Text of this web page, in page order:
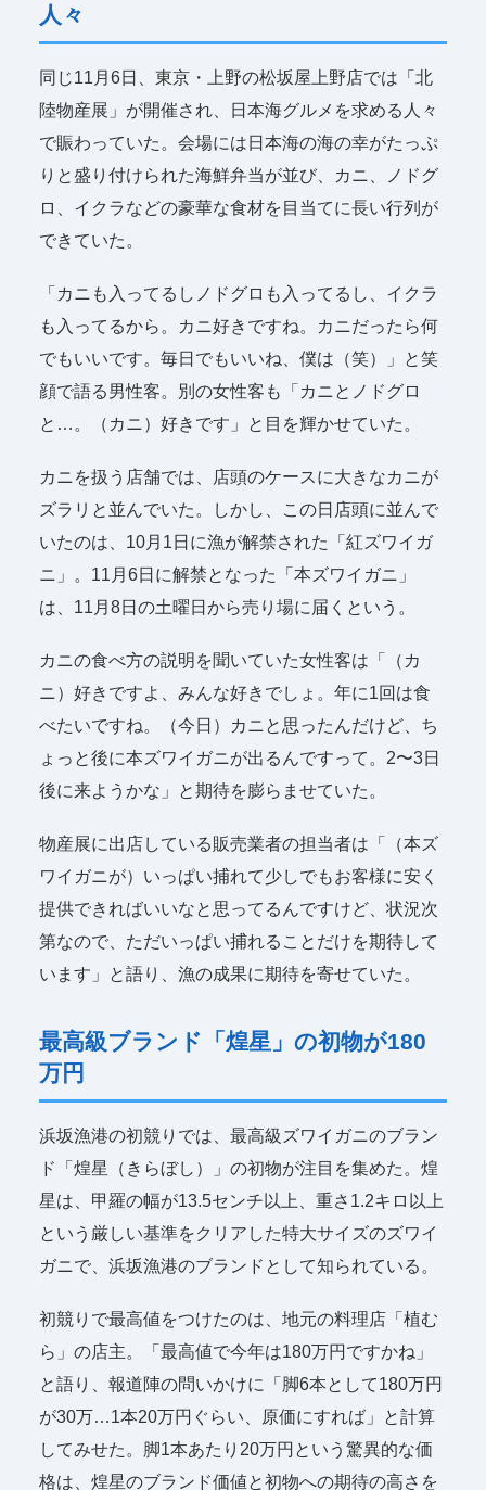
人々
同じ11月6日、東京・上野の松坂屋上野店では「北
陸物産展」が開催され、日本海グルメを求める人々
で賑わっていた。会場には日本海の海の幸がたっぷ
りと盛り付けられた海鮮弁当が並び、カニ、ノドグ
ロ、イクラなどの豪華な食材を目当てに長い行列が
できていた。
「カニも入ってるしノドグロも入ってるし、イクラ
も入ってるから。カニ好きですね。カニだったら何
でもいいです。毎日でもいいね、僕は（笑）」と笑
顔で語る男性客。別の女性客も「カニとノドグロ
と…。（カニ）好きです」と目を輝かせていた。
カニを扱う店舗では、店頭のケースに大きなカニが
ズラリと並んでいた。しかし、この日店頭に並んで
いたのは、10月1日に漁が解禁された「紅ズワイガ
ニ」。11月6日に解禁となった「本ズワイガニ」
は、11月8日の土曜日から売り場に届くという。
カニの食べ方の説明を聞いていた女性客は「（カ
ニ）好きですよ、みんな好きでしょ。年に1回は食
べたいですね。（今日）カニと思ったんだけど、ち
ょっと後に本ズワイガニが出るんですって。2〜3日
後に来ようかな」と期待を膨らませていた。
物産展に出店している販売業者の担当者は「（本ズ
ワイガニが）いっぱい捕れて少しでもお客様に安く
提供できればいいなと思ってるんですけど、状況次
第なので、ただいっぱい捕れることだけを期待して
います」と語り、漁の成果に期待を寄せていた。
最高級ブランド「煌星」の初物が180
万円
浜坂漁港の初競りでは、最高級ズワイガニのブラン
ド「煌星（きらぼし）」の初物が注目を集めた。煌
星は、甲羅の幅が13.5センチ以上、重さ1.2キロ以上
という厳しい基準をクリアした特大サイズのズワイ
ガニで、浜坂漁港のブランドとして知られている。
初競りで最高値をつけたのは、地元の料理店「植む
ら」の店主。「最高値で今年は180万円ですかね」
と語り、報道陣の問いかけに「脚6本として180万円
が30万…1本20万円ぐらい、原価にすれば」と計算
してみせた。脚1本あたり20万円という驚異的な価
格は、煌星のブランド価値と初物への期待の高さを